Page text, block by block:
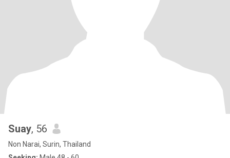
Suay, 56
Non Narai, Surin, Thailand